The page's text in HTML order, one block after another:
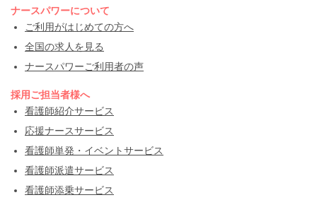
ナースパワーについて
ご利用がはじめての方へ
全国の求人を見る
ナースパワーご利用者の声
採用ご担当者様へ
看護師紹介サービス
応援ナースサービス
看護師単発・イベントサービス
看護師派遣サービス
看護師添乗サービス